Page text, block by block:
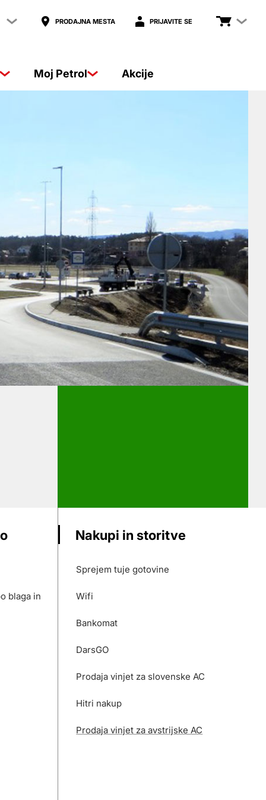
PRODAJNA MESTA PRIJAVITE SE
Moj Petrol Akcije
blaga in
Nakupi in storitve
Sprejem tuje gotovine
Wifi
Bankomat
DarsGO
Prodaja vinjet za slovenske AC
Hitri nakup
Prodaja vinjet za avstrijske AC